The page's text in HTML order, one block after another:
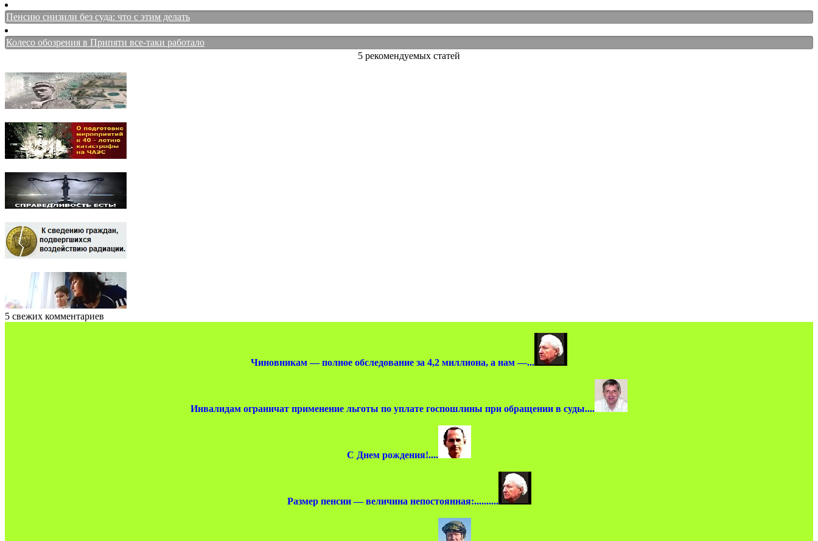
Пенсию снизили без суда: что с этим делать
Колесо обозрения в Припяти все-таки работало
5 рекомендуемых статей
5 свежих комментариев
Чиновникам — полное обследование за 4,2 миллиона, а нам —...
Инвалидам ограничат применение льготы по уплате госпошлины при обращении в суды....
С Днем рождения!....
Размер пенсии — величина непостоянная:..........